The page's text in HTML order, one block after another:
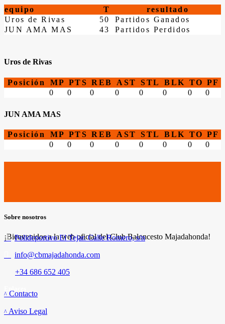
equipo T
resultado
Uros de Rivas
50
Partidos Ganados
JUN AMA MAS
43 Partidos Perdidos
Uros de Rivas
Posición MP PTS REB AST STL BLK TO PF
0
0 0 0 0 0 0 0
JUN AMA MAS
Posición MP PTS REB AST STL BLK TO PF
0
0 0 0 0 0 0 0
Sobre nosotros
¡Bienvenidos a la web oficial del Club Baloncesto Majadahonda!
Polideportivo El Tejar. Calle Romero, s/n
info@cbmajadahonda.com
+34 686 652 405
Contacto
Aviso Legal